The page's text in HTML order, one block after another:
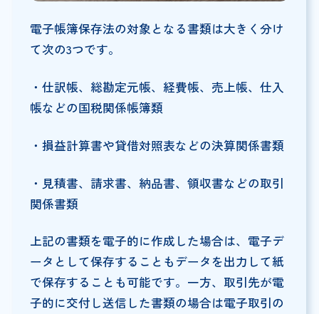
電子帳簿保存法の対象となる書類は大きく分け
て次の3つです。
・仕訳帳、総勘定元帳、経費帳、売上帳、仕入
帳などの国税関係帳簿類
・損益計算書や貸借対照表などの決算関係書類
・見積書、請求書、納品書、領収書などの取引
関係書類
上記の書類を電子的に作成した場合は、電子デ
ータとして保存することもデータを出力して紙
で保存することも可能です。一方、取引先が電
子的に交付し送信した書類の場合は電子取引の